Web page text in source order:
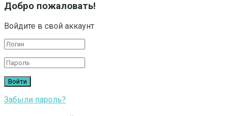
Добро пожаловать!
Войдите в свой аккаунт
Забыли пароль?